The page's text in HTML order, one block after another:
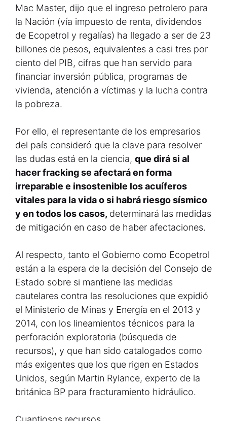
Mac Master, dijo que el ingreso petrolero para
la Nación (vía impuesto de renta, dividendos
de Ecopetrol y regalías) ha llegado a ser de 23
billones de pesos, equivalentes a casi tres por
ciento del PIB, cifras que han servido para
financiar inversión pública, programas de
vivienda, atención a víctimas y la lucha contra
la pobreza.
Por ello, el representante de los empresarios
del país consideró que la clave para resolver
las dudas está en la ciencia, que dirá si al
hacer fracking se afectará en forma
irreparable e insostenible los acuíferos
vitales para la vida o si habrá riesgo sísmico
y en todos los casos, determinará las medidas
de mitigación en caso de haber afectaciones.
Al respecto, tanto el Gobierno como Ecopetrol
están a la espera de la decisión del Consejo de
Estado sobre si mantiene las medidas
cautelares contra las resoluciones que expidió
el Ministerio de Minas y Energía en el 2013 y
2014, con los lineamientos técnicos para la
perforación exploratoria (búsqueda de
recursos), y que han sido catalogados como
más exigentes que los que rigen en Estados
Unidos, según Martin Rylance, experto de la
británica BP para fracturamiento hidráulico.